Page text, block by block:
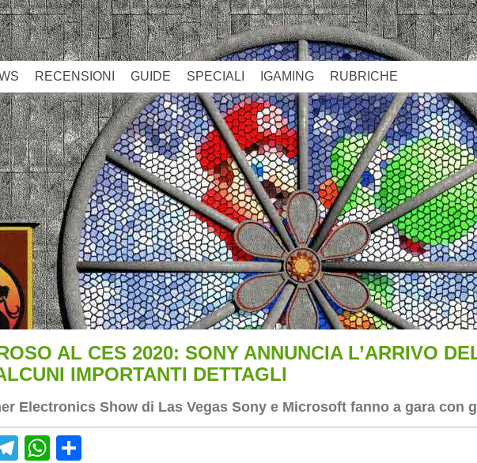
RECENSIONI GUIDE SPECIALI IGAMING RUBRICHE
AL CES 2020: SONY ANNUNCIA L’ARRIVO
IMPORTANTI DETTAGLI
Electronics Show di Las Vegas Sony e Microsoft fanno a gara con
Telegram
WhatsApp